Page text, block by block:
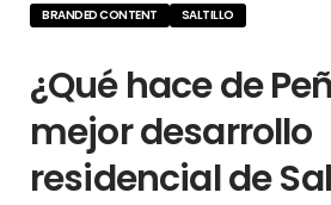
BRANDED CONTENT SALTILLO
¿Qué hace de
mejor desarrollo
residencial de